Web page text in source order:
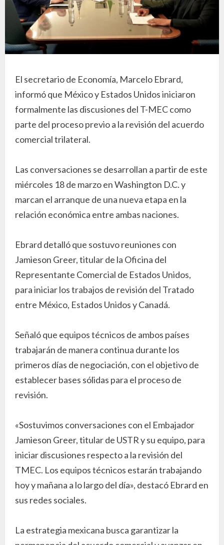
El secretario de Economía, Marcelo Ebrard,
informó que México y Estados Unidos iniciaron
formalmente las discusiones del T-MEC como
parte del proceso previo a la revisión del acuerdo
comercial trilateral.
Las conversaciones se desarrollan a partir de este
miércoles 18 de marzo en Washington D.C. y
marcan el arranque de una nueva etapa en la
relación económica entre ambas naciones.
Ebrard detalló que sostuvo reuniones con
Jamieson Greer, titular de la Oficina del
Representante Comercial de Estados Unidos,
para iniciar los trabajos de revisión del Tratado
entre México, Estados Unidos y Canadá.
Señaló que equipos técnicos de ambos países
trabajarán de manera continua durante los
primeros días de negociación, con el objetivo de
establecer bases sólidas para el proceso de
revisión.
«Sostuvimos conversaciones con el Embajador
Jamieson Greer, titular de USTR y su equipo, para
iniciar discusiones respecto a la revisión del
TMEC. Los equipos técnicos estarán trabajando
hoy y mañana a lo largo del día», destacó Ebrard en
sus redes sociales.
La estrategia mexicana busca garantizar la